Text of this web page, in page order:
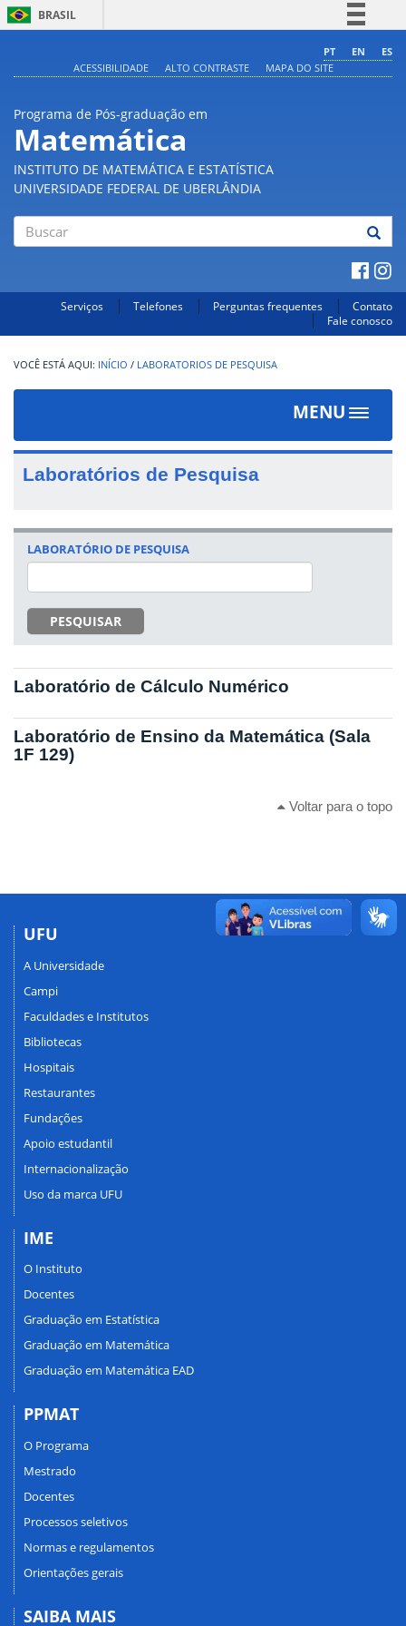
BRASIL
Comunica BR
PT EN
ES
ACESSIBILIDADE
ALTO CONTRASTE MAPA DO SITE
Programa de Pós-graduação em
Matemática
INSTITUTO DE MATEMÁTICA E ESTATÍSTICA
UNIVERSIDADE FEDERAL DE UBERLÂNDIA
Serviços Telefones Perguntas frequentes
Contato
Fale conosco
INÍCIO / LABORATORIOS DE PESQUISA
MENU
Toggle
Laboratórios de Pesquisa
LABORATÓRIO DE PESQUISA
PESQUISAR
Laboratório de Cálculo Numérico
Laboratório de Ensino da Matemática (Sala
1F 129)
Voltar para o topo
UFU
A Universidade
Campi
Faculdades e Institutos
Bibliotecas
Hospitais
Restaurantes
Fundações
Apoio estudantil
Internacionalização
Uso da marca UFU
IME
O Instituto
Docentes
Graduação em Estatística
Graduação em Matemática
Graduação em Matemática EAD
PPMAT
O Programa
Mestrado
Docentes
Processos seletivos
Normas e regulamentos
Orientações gerais
SAIBA MAIS